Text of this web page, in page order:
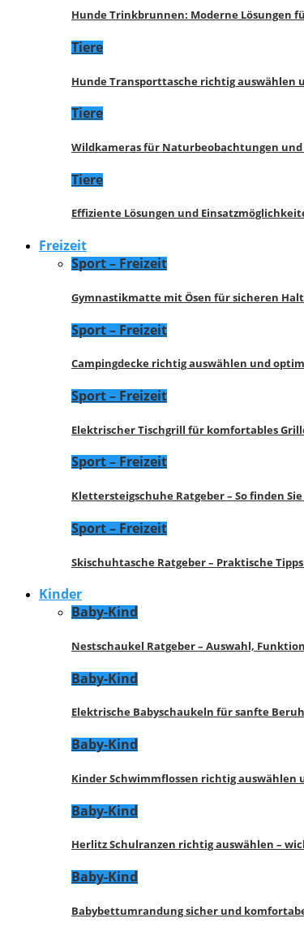
Hunde Trinkbrunnen: Moderne Lösungen
Tiere
Hunde Transporttasche richtig auswählen
Tiere
Wildkameras für Naturbeobachtungen
Tiere
Effiziente Lösungen und
Freizeit
Sport – Freizeit
Gymnastikmatte mit Ösen für sicheren
Sport – Freizeit
Campingdecke richtig auswählen und
Sport – Freizeit
Elektrischer Tischgrill für komfortables
Sport – Freizeit
Klettersteigschuhe Ratgeber – So finden
Sport – Freizeit
Skischuhtasche Ratgeber – Praktische
Kinder
Baby-Kind
Nestschaukel Ratgeber – Auswahl,
Baby-Kind
Elektrische Babyschaukeln für sanfte
Baby-Kind
Kinder Schwimmflossen richtig auswählen
Baby-Kind
Herlitz Schulranzen richtig auswählen –
Baby-Kind
Babybettumrandung sicher und